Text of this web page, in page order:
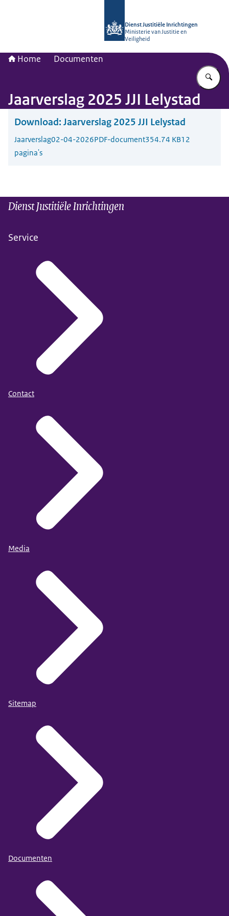
Dienst Justitiële Inrichtingen
Ministerie van Justitie en
Veiligheid
Home Documenten
Jaarverslag 2025 JJI Lelystad
Download: Jaarverslag 2025 JJI Lelystad
Jaarverslag02-04-2026PDF-document354.74 KB12
pagina's
Dienst Justitiële Inrichtingen
Service
Contact
Media
Sitemap
Documenten